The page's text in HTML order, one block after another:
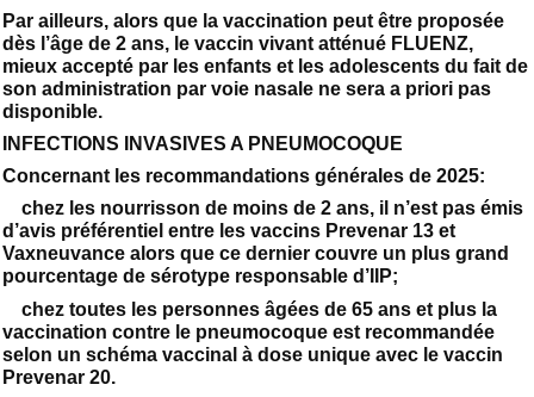
Par ailleurs, alors que la vaccination peut être proposée
dès l’âge de 2 ans, le vaccin vivant atténué FLUENZ,
mieux accepté par les enfants et les adolescents du fait de
son administration par voie nasale ne sera a priori pas
disponible.
INFECTIONS INVASIVES A PNEUMOCOQUE
Concernant les recommandations générales de 2025:
chez les nourrisson de moins de 2 ans, il n’est pas émis
d’avis préférentiel entre les vaccins Prevenar 13 et
Vaxneuvance alors que ce dernier couvre un plus grand
pourcentage de sérotype responsable d’IIP;
chez toutes les personnes âgées de 65 ans et plus la
vaccination contre le pneumocoque est recommandée
selon un schéma vaccinal à dose unique avec le vaccin
Prevenar 20.